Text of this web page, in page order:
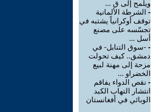
ويلمح إلى ق ...
- الشرطة الألمانية
توقف أوكرانياً يشتبه في
تجسّسه على مصنع
أسل ...
- -سوق التنابل- في
دمشق.. كيف تحولت
مزحة إلى مهنة لبيع
الخضراو ...
- نقص الدواء يفاقم
انتشار التهاب الكبد
الوبائي في أفغانستان